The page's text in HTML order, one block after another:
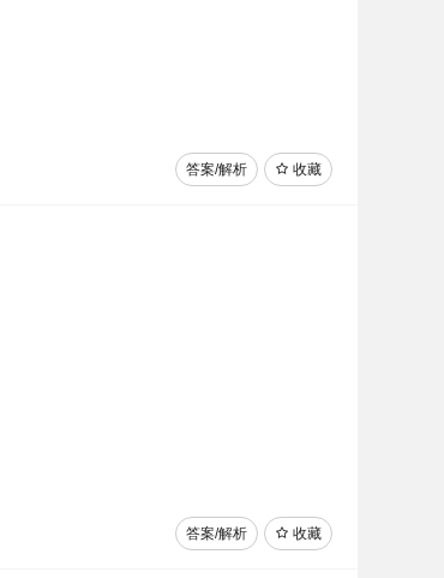
收藏
答案/解析
收藏
答案/解析